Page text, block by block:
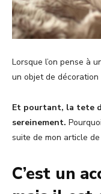
Lorsque l’on pense à
un objet de décoration
Et pourtant, la tete
sereinement.
suite de mon article
C’est un